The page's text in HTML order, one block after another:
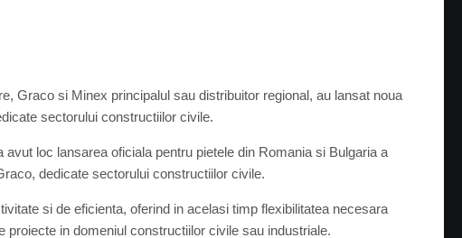
Graco si Minex principalul sau distribuitor regional, au lansat noua
sectorului constructiilor civile.
loc lansarea oficiala pentru pietele din Romania si Bulgaria a
dedicate sectorului constructiilor civile.
si de eficienta, oferind in acelasi timp flexibilitatea necesara
in domeniul constructiilor civile sau industriale.